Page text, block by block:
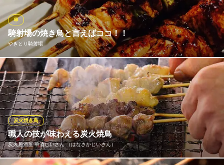
れ御免の鶏トロハツは、1羽から取れる量が少ない希少な部位なの
で、お早めにご注文下さい。
とり鉄 鹿児島天文館店
焼き鳥・鶏料理の居酒屋
鹿児島市電（系統1）天文館通駅 徒歩3分
鹿児島県鹿児島市千日町3-5
騎射場の焼き鳥と言えばココ！！
やきとり騎射場
串
騎射場で創業30年以上愛されてきた味がここにあります。 焼き加
減、塩加減などお好みがありましたらお気軽におっしゃって下さ
いね。 テイクアウトも可能なので、今日はお家でという方もビー
ルのお供にどうぞ♪
やきとり騎射場
騎射場 焼鳥居酒屋
鹿児島市電（系統1）騎射場駅 徒歩2分
鹿児島県鹿児島市荒田2-42-15 水口ビル1F
職人の技が味わえる炭火焼鳥
炭火居酒屋 華酒じいさん （はなさかじいさん）
炭火焼き鳥